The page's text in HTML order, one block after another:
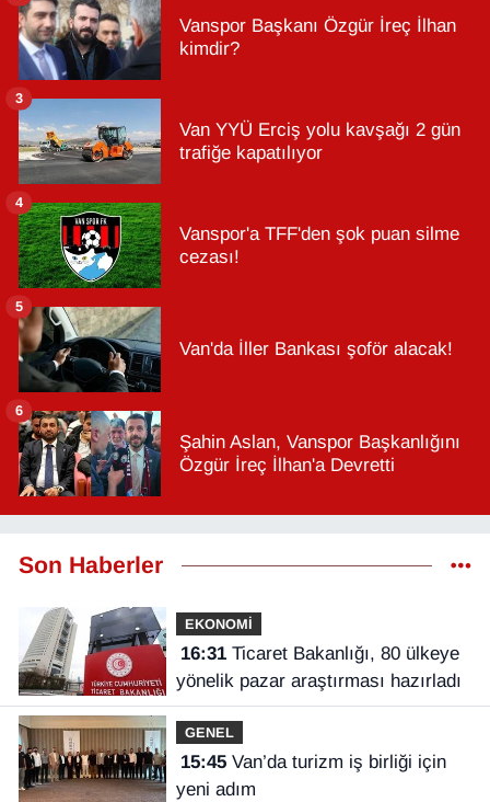
Vanspor Başkanı Özgür İreç İlhan
kimdir?
Van YYÜ Erciş yolu kavşağı 2 gün
trafiğe kapatılıyor
3
Vanspor'a TFF'den şok puan silme
cezası!
4
Van'da İller Bankası şoför alacak!
5
Şahin Aslan, Vanspor Başkanlığını
Özgür İreç İlhan'a Devretti
6
Son Haberler
EKONOMİ
16:31Ticaret Bakanlığı, 80 ülkeye
yönelik pazar araştırması hazırladı
GENEL
15:45Van’da turizm iş birliği için
yeni adım